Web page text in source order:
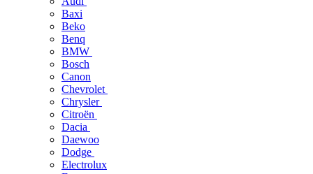
Baxi
Beko
Benq
BMW
Bosch
Canon
Chevrolet
Chrysler
Citroën
Dacia
Daewoo
Dodge
Electrolux